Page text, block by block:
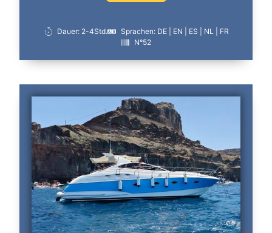
Dauer: 2-4Std.
Sprachen: DE | EN | ES | NL | FR
N°52